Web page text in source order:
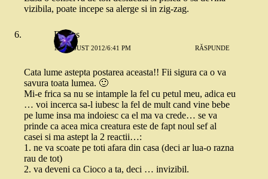
vizibila, poate incepe sa alerge si in zig-zag.
Elenus
17 AUGUST 2012/6:41 PM RĂSPUNDE
Cata lume astepta postarea aceasta!! Fii sigura ca o va
savura toata lumea. 🙂
Mi-e frica sa nu se intample la fel cu petul meu, adica eu
… voi incerca sa-l iubesc la fel de mult cand vine bebe
pe lume insa ma indoiesc ca el ma va crede… se va
prinde ca acea mica creatura este de fapt noul sef al
casei si ma astept la 2 reactii…:
1. ne va scoate pe toti afara din casa (deci ar lua-o razna
rau de tot)
2. va deveni ca Cioco a ta, deci … invizibil.